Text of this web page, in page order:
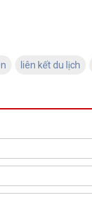
liên kết du lịch